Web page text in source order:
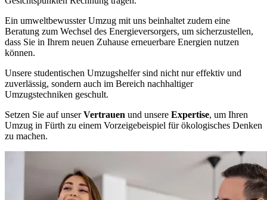
Ein umweltbewusster Umzug mit uns beinhaltet zudem eine
Beratung zum Wechsel des Energieversorgers, um sicherzustellen,
dass Sie in Ihrem neuen Zuhause erneuerbare Energien nutzen
können.
Unsere studentischen Umzugshelfer sind nicht nur effektiv und
zuverlässig, sondern auch im Bereich nachhaltiger
Umzugstechniken geschult.
Setzen Sie auf unserVertrauen und unsere Expertise, um Ihren
Umzug in Fürth zu einem Vorzeigebeispiel für ökologisches Denken
zu machen.